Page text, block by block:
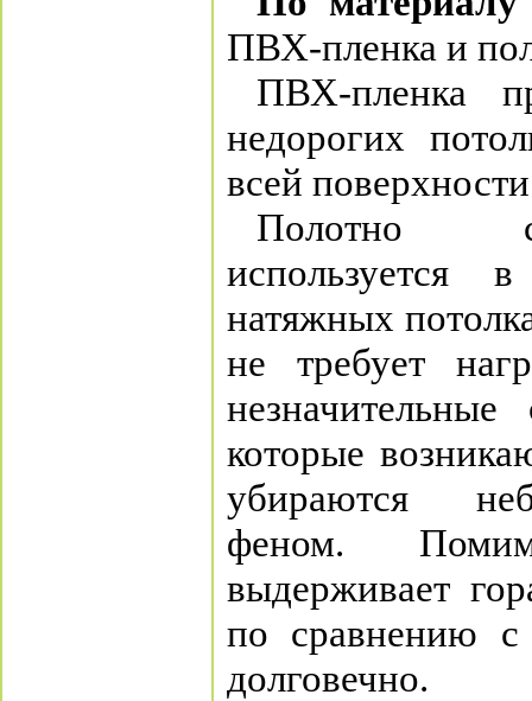
ПВХ-пленка и
ПВХ-пленка
недорогих
всей
Полотно
используется
натяжных
не требует
которые
убираются
феном.
выдерживает
по сравнению
долговечно.